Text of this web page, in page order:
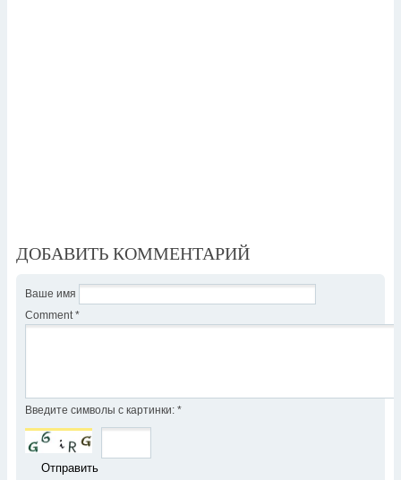
ДОБАВИТЬ КОММЕНТАРИЙ
Ваше имя
Comment *
Введите символы с картинки: *